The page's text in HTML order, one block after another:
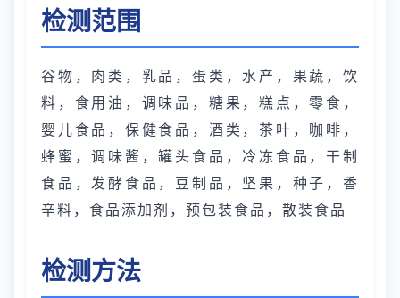
检测范围
谷物，肉类，乳品，蛋类，水产，果蔬，饮
料，食用油，调味品，糖果，糕点，零食，
婴儿食品，保健食品，酒类，茶叶，咖啡，
蜂蜜，调味酱，罐头食品，冷冻食品，干制
食品，发酵食品，豆制品，坚果，种子，香
辛料，食品添加剂，预包装食品，散装食品
检测方法